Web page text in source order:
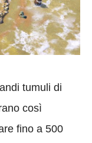
tumuli di
così
fino a 500